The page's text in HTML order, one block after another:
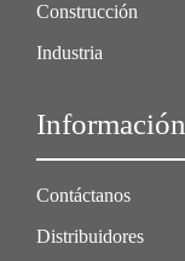
Construcción
Industria
Información
Contáctanos
Distribuidores